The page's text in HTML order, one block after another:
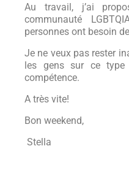
Au travail, j’ai
communauté
personnes ont besoin
Je ne veux pas rester
les gens sur ce
compétence.
A très vite!
Bon weekend,
Stella